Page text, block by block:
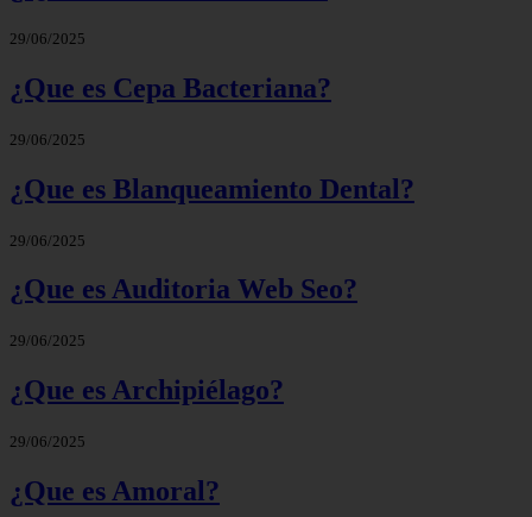
29/06/2025
¿Que es Cepa Bacteriana?
29/06/2025
¿Que es Blanqueamiento Dental?
29/06/2025
¿Que es Auditoria Web Seo?
29/06/2025
¿Que es Archipiélago?
29/06/2025
¿Que es Amoral?